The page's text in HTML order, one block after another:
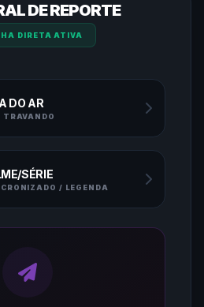
DE REPORTE
DIRETA ATIVA
DO AR
TRAVANDO
SÉRIE
/ LEGENDA